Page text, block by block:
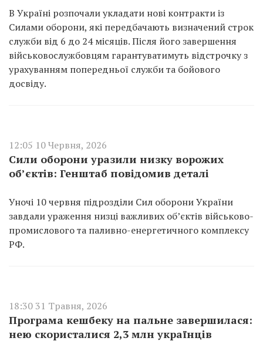
В Україні розпочали укладати нові контракти із
Силами оборони, які передбачають визначений строк
служби від 6 до 24 місяців. Після його завершення
військовослужбовцям гарантуватимуть відстрочку з
урахуванням попередньої служби та бойового
досвіду.
12:05 10 Червня, 2026
Сили оборони уразили низку ворожих
об’єктів: Генштаб повідомив деталі
Уночі 10 червня підрозділи Сил оборони України
завдали ураження низці важливих об’єктів військово-
промислового та паливно-енергетичного комплексу
РФ.
18:30 31 Травня, 2026
Програма кешбеку на пальне завершилася:
нею скористалися 2,3 млн українців